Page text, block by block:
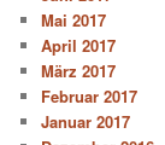
Mai 2017
April 2017
März 2017
Februar 2017
Januar 2017